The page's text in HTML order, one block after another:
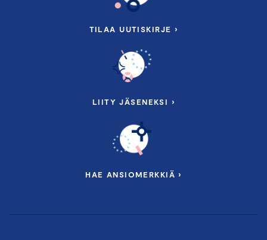
TILAA UUTISKIRJE ›
LIITY JÄSENEKSI ›
HAE ANSIOMERKKIÄ ›